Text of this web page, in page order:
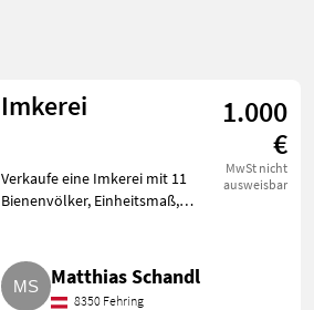
Land
592
Ergebnisse
Imkerei
1.000
€
MwSt nicht
ausweisbar
Verkaufe eine Imkerei mit 11
Bienenvölker, Einheitsmaß,
Sonstige Tiere Bienen und
Imkerei
Matthias Schandl
8350 Fehring